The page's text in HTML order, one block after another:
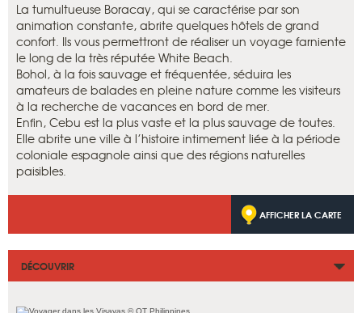
La tumultueuse Boracay, qui se caractérise par son
animation constante, abrite quelques hôtels de grand
confort. Ils vous permettront de réaliser un voyage farniente
le long de la très réputée White Beach.
Bohol, à la fois sauvage et fréquentée, séduira les
amateurs de balades en pleine nature comme les visiteurs
à la recherche de vacances en bord de mer.
Enfin, Cebu est la plus vaste et la plus sauvage de toutes.
Elle abrite une ville à l’histoire intimement liée à la période
coloniale espagnole ainsi que des régions naturelles
paisibles.
AFFICHER LA CARTE
DÉCOUVRIR